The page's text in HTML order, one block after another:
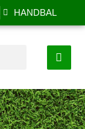
HANDBAL